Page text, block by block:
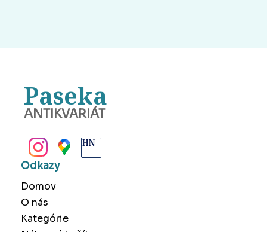
Paseka
ANTIKVARIÁT
Odkazy
Domov
O nás
Kategórie